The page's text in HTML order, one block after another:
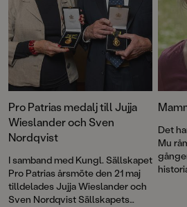
Pro Patrias medalj till Jujja
Wieslander och Sven
Nordqvist
I samband med Kungl. Sällskapet
Pro Patrias årsmöte den 21 maj
tilldelades Jujja Wieslander och
Sven Nordqvist Sällskapets
Det
Mu